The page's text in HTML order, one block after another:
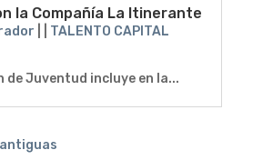
la Compañía La Itinerante
TALENTO CAPITAL
de Juventud incluye en la...